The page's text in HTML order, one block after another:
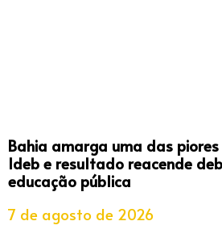
Bahia amarga uma das
Ideb e resultado reacende
educação pública
7 de agosto de 2026